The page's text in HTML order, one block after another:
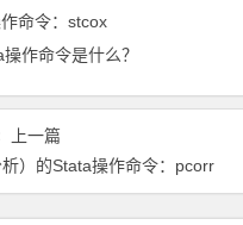
命令：stcox
作命令是什么？
上一篇
）的Stata操作命令：pcorr